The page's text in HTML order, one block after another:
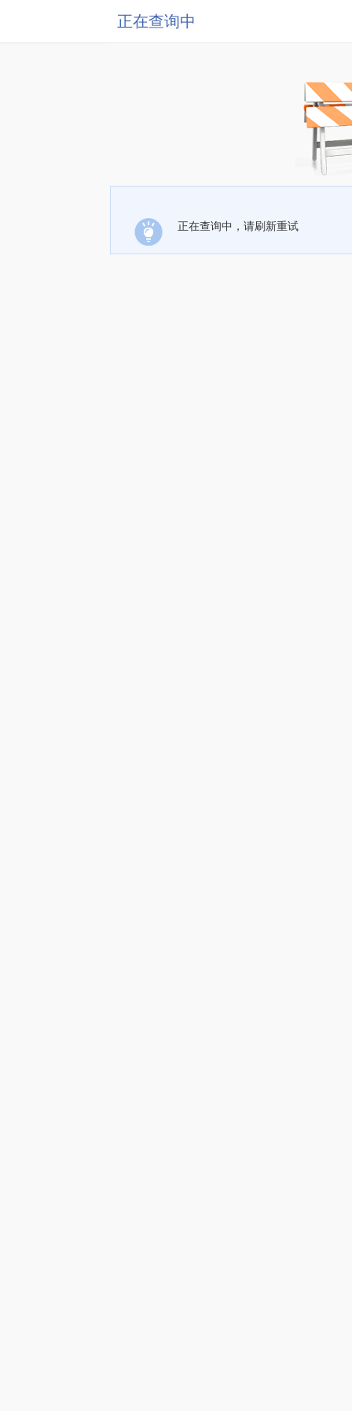
正在查询中
正在查询中，请刷新重试